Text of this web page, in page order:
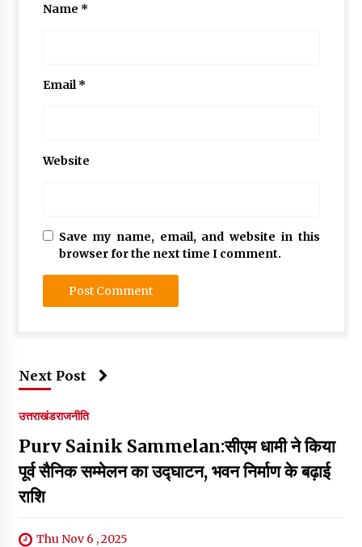
Name *
Email*
Website
Save my name, email, and website in this
browser for the next time I comment.
Next Post
उत्तराखंडराजनीति
Purv Sainik Sammelan:सीएम धामी ने किया
पूर्व सैनिक सम्मेलन का उद्घाटन, भवन निर्माण के बढ़ाई
राशि
Thu Nov 6 , 2025